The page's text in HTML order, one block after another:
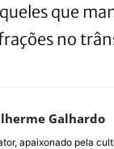
que
no
Galhardo
apaixonado pela